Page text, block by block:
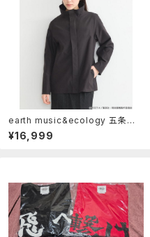
earth music&ecology 五条
悟 イメージブルゾンセット
¥16,999